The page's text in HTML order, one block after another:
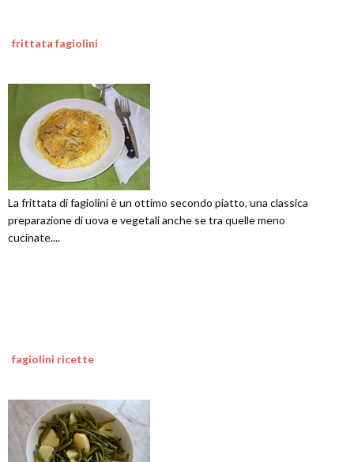
frittata fagiolini
La frittata di fagiolini è un ottimo secondo piatto, una classica
preparazione di uova e vegetali anche se tra quelle meno
cucinate....
fagiolini ricette